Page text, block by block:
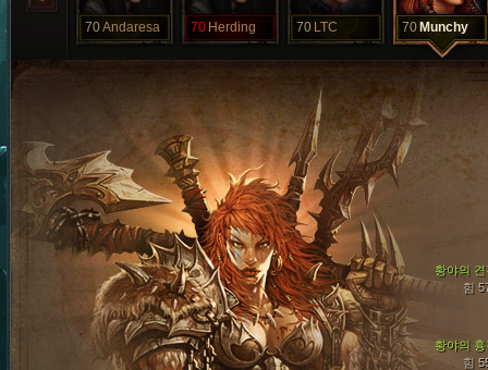
70Andaresa 70 Herding 70 LTC 70 Munchy
황야의 흉
힘
황야의 견
힘